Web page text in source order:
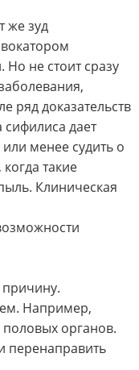
же зуд
не стоит сразу
ряд доказательств
сифилиса дает
менее судить о
такие
Клиническая
Например,
органов.
перенаправить